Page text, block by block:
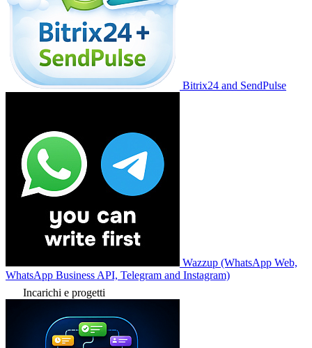
Bitrix24 and SendPulse
Wazzup (WhatsApp Web,
WhatsApp Business API, Telegram and Instagram)
Incarichi e progetti